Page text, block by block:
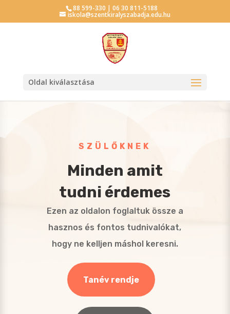
88 599-330 | 06 30 811-5188
iskola@szentkiralyszabadja.edu.hu
Oldal kiválasztása
SZÜLŐKNEK
Minden amit
tudni érdemes
Ezen az oldalon foglaltuk össze a
hasznos és fontos tudnivalókat,
hogy ne kelljen máshol keresni.
Tanév rendje